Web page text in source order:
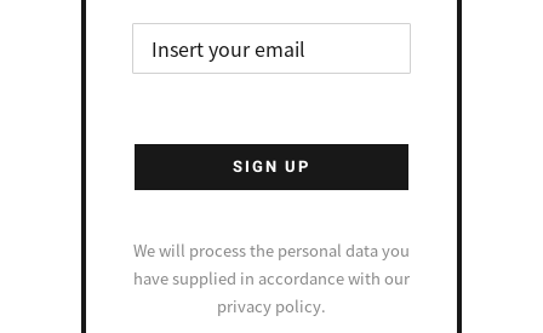
We will process the personal data you
have supplied in accordance with our
privacy policy.